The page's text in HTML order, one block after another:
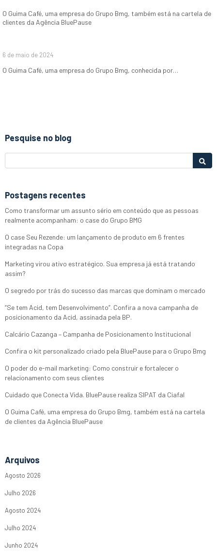
O Guima Café, uma empresa do Grupo Bmg, também está na cartela de
clientes da Agência BluePause
6 de maio de 2024
O Guima Café, uma empresa do Grupo Bmg, conhecida por…
Pesquise no blog
Postagens recentes
Como transformar um assunto sério em conteúdo que as pessoas
realmente acompanham: o case do Grupo BMG
O case Seu Rezende: um lançamento de produto em 6 frentes
integradas na Copa
Marketing virou ativo estratégico. Sua empresa já está tratando
assim?
O segredo por trás do sucesso das marcas que dominam o mercado
“Se tem Acid, tem Desenvolvimento”. Confira a nova campanha de
posicionamento da Acid, assinada pela BP.
Calcário Cazanga – Campanha de Posicionamento Institucional
Confira o kit personalizado criado pela BluePause para o Grupo Bmg
O poder do e-mail marketing: Como construir e fortalecer o
relacionamento com seus clientes
Cuidado que Conecta Vida. BluePause realiza SIPAT da Ciafal
O Guima Café, uma empresa do Grupo Bmg, também está na cartela
de clientes da Agência BluePause
Arquivos
Agosto 2026
Julho 2026
Agosto 2024
Julho 2024
Junho 2024